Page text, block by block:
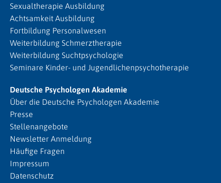
Sexualtherapie Ausbildung
Achtsamkeit Ausbildung
Fortbildung Personalwesen
Weiterbildung Schmerztherapie
Weiterbildung Suchtpsychologie
Seminare Kinder- und Jugendlichenpsychotherapie
Deutsche Psychologen Akademie
Über die Deutsche Psychologen Akademie
Presse
Stellenangebote
Newsletter Anmeldung
Häufige Fragen
Impressum
Datenschutz